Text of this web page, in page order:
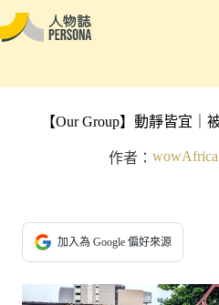
【Our Group】動靜皆宜
作者： wowAfrica
加入為 Google 偏好來源